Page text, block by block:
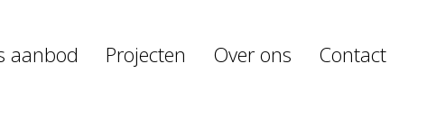
aanbod Projecten Over ons Contact